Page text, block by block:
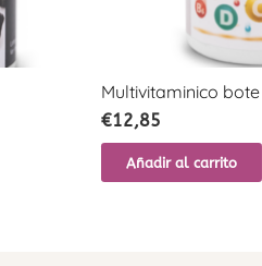
Multivitaminico
€12,85
Añadir al carrito